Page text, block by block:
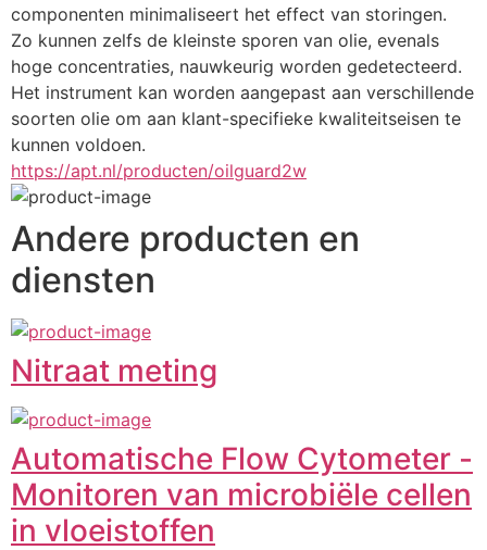
componenten minimaliseert het effect van storingen.
Zo kunnen zelfs de kleinste sporen van olie, evenals
hoge concentraties, nauwkeurig worden gedetecteerd.
Het instrument kan worden aangepast aan verschillende
soorten olie om aan klant-specifieke kwaliteitseisen te
kunnen voldoen.
https://apt.nl/producten/oilguard2w
Andere producten en
diensten
Nitraat meting
Automatische Flow Cytometer -
Monitoren van microbiële cellen
in vloeistoffen